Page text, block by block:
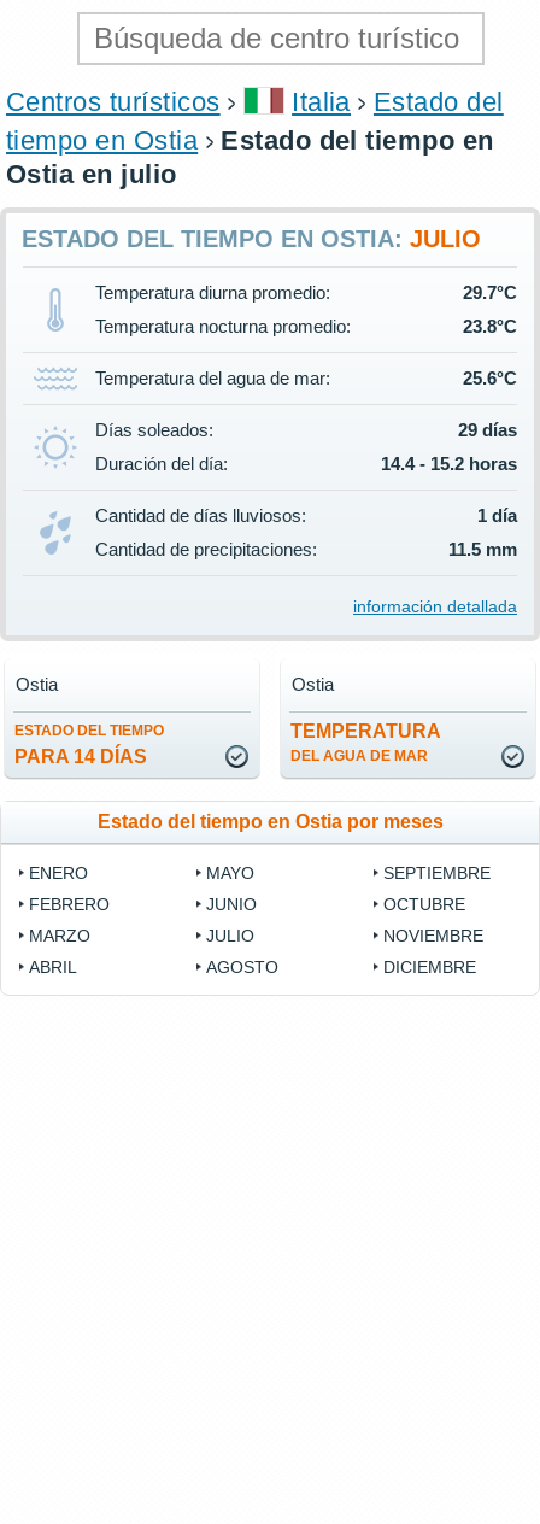
Centros turísticos Italia
Estado del
tiempo en Ostia
Estado del tiempo en
Ostia en julio
ESTADO DEL TIEMPO EN OSTIA: JULIO
Temperatura diurna promedio:
29.7°C
Temperatura nocturna promedio:
23.8°C
Temperatura del agua de mar: 25.6°C
Días soleados:
29 días
Duración del día:
14.4 - 15.2 horas
Cantidad de días lluviosos:
1 día
Cantidad de precipitaciones:
11.5 mm
información detallada
ESTADO DEL TIEMPO
PARA 14 DÍAS
Ostia
TEMPERATURA
DEL AGUA DE MAR
Ostia
Estado del tiempo en Ostia por meses
ENERO
FEBRERO
MARZO
ABRIL
MAYO
JUNIO
JULIO
AGOSTO
SEPTIEMBRE
OCTUBRE
NOVIEMBRE
DICIEMBRE